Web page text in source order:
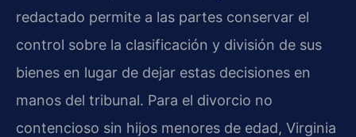
redactado permite a las partes conservar el
control sobre la clasificación y división de sus
bienes en lugar de dejar estas decisiones en
manos del tribunal. Para el divorcio no
contencioso sin hijos menores de edad, Virginia